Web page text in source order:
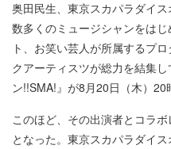
奥田民生、東京スカパラダイ
数多くのミュージシャンをは
ト、お笑い芸人が所属するプ
クアーティスツが総力を結集
ン!!SMA!』が8月20日（木）20
このほど、その出演者とコラ
となった。東京スカパラダイ